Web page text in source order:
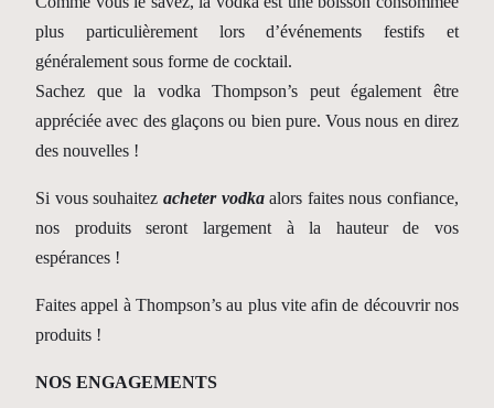
plus particulièrement lors d’événements festifs et
généralement sous forme de cocktail.
Sachez que la vodka Thompson’s peut également être
appréciée avec des glaçons ou bien pure. Vous nous en direz
des nouvelles !
Si vous souhaitez acheter vodkaalors faites nous confiance,
nos produits seront largement à la hauteur de vos
espérances !
Faites appel à Thompson’s au plus vite afin de découvrir nos
produits !
NOS ENGAGEMENTS